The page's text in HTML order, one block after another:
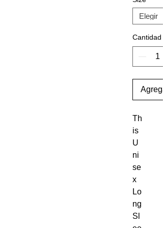
Cantidad
Th
is
U
ni
se
x
Lo
ng
Sl